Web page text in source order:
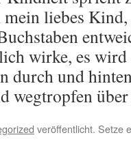
liebes
wirke, es
durch und
wegtropfen
veröffentlicht. Setze